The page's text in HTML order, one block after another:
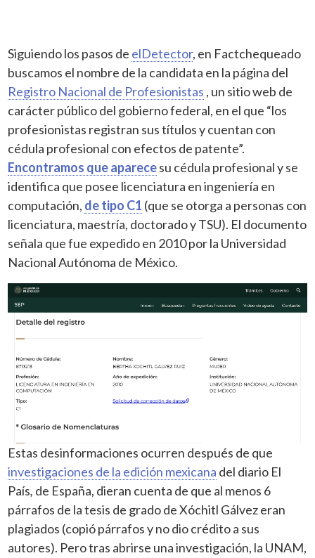
Siguiendo los pasos de elDetector, en Factchequeado
buscamos el nombre de la candidata en la página del
Registro Nacional de Profesionistas , un sitio web de
carácter público del gobierno federal, en el que “los
profesionistas registran sus títulos y cuentan con
cédula profesional con efectos de patente”.
Encontramos que aparecesu cédula profesional y se
identifica que posee licenciatura en ingeniería en
computación, de tipo C1 (que se otorga a personas con
licenciatura, maestría, doctorado y TSU). El documento
señala que fue expedido en 2010 por la Universidad
Nacional Autónoma de México.
Estas desinformaciones ocurren después de que
investigaciones de la edición mexicana del diario El
País, de España, dieran cuenta de que al menos 6
párrafos de la tesis de grado de Xóchitl Gálvez eran
plagiados (copió párrafos y no dio crédito a sus
autores). Pero tras abrirse una investigación, la UNAM,